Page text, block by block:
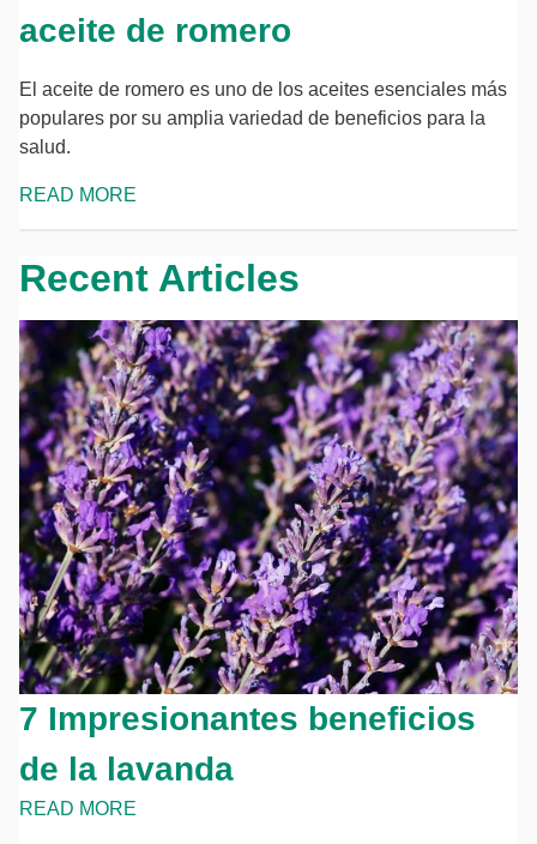
aceite de romero
El aceite de romero es uno de los aceites esenciales más
populares por su amplia variedad de beneficios para la
salud.
READ MORE
Recent Articles
7 Impresionantes beneficios
de la lavanda
READ MORE